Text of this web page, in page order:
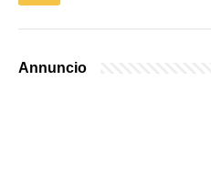
Annuncio